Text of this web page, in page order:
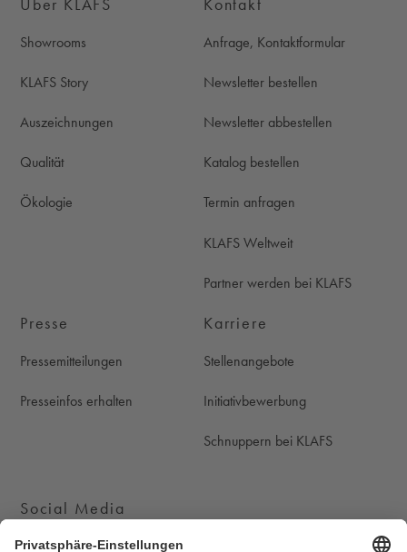
Über KLAFS
Showrooms
KLAFS Story
Auszeichnungen
Qualität
Ökologie
Kontakt
Anfrage, Kontaktformular
Newsletter bestellen
Newsletter abbestellen
Katalog bestellen
Termin anfragen
KLAFS Weltweit
Partner werden bei KLAFS
Presse
Pressemitteilungen
Presseinfos erhalten
Karriere
Stellenangebote
Initiativbewerbung
Schnuppern bei KLAFS
Social Media